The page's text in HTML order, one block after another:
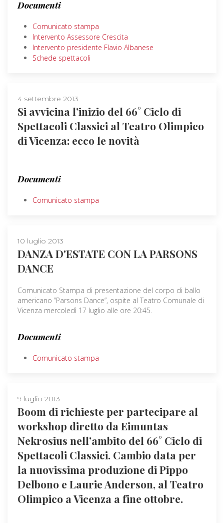
Documenti
Comunicato stampa
Intervento Assessore Crescita
Intervento presidente Flavio Albanese
Schede spettacoli
4 settembre 2013
Si avvicina l’inizio del 66° Ciclo di
Spettacoli Classici al Teatro Olimpico
di Vicenza: ecco le novità
Documenti
Comunicato stampa
10 luglio 2013
DANZA D'ESTATE CON LA PARSONS
DANCE
Comunicato Stampa di presentazione del corpo di ballo
americano ”Parsons Dance”, ospite al Teatro Comunale di
Vicenza mercoledì 17 luglio alle ore 20:45.
Documenti
Comunicato stampa
9 luglio 2013
Boom di richieste per partecipare al
workshop diretto da Eimuntas
Nekrosius nell’ambito del 66° Ciclo di
Spettacoli Classici. Cambio data per
la nuovissima produzione di Pippo
Delbono e Laurie Anderson, al Teatro
Olimpico a Vicenza a fine ottobre.